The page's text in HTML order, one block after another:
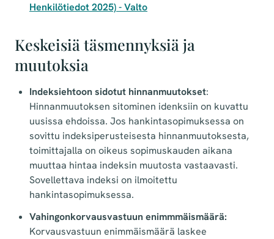
Henkilötiedot 2025) - Valto
Keskeisiä täsmennyksiä ja
muutoksia
Indeksiehtoon sidotut hinnanmuutokset:
Hinnanmuutoksen sitominen idenksiin on kuvattu
uusissa ehdoissa. Jos hankintasopimuksessa on
sovittu indeksiperusteisesta hinnanmuutoksesta,
toimittajalla on oikeus sopimuskauden aikana
muuttaa hintaa indeksin muutosta vastaavasti.
Sovellettava indeksi on ilmoitettu
hankintasopimuksessa.
Vahingonkorvausvastuun enimmmäismäärä:
Korvausvastuun enimmäismäärä laskee